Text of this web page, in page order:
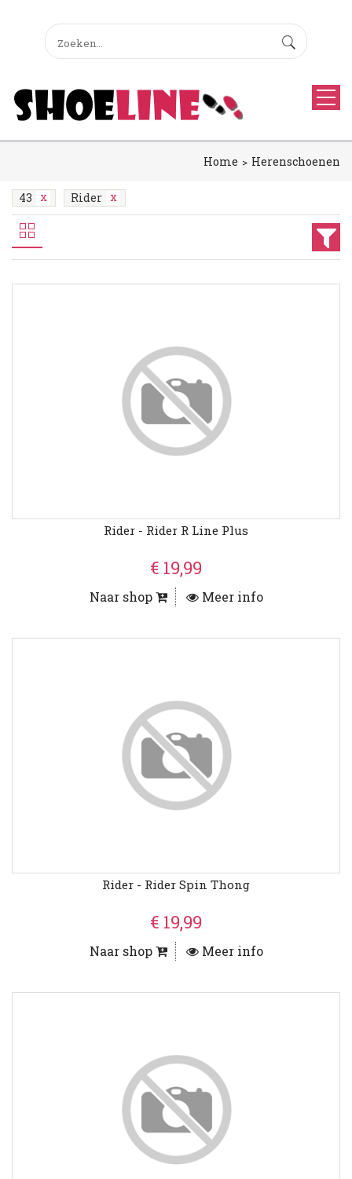
Home Herenschoenen
43 Rider
Rider - Rider R Line Plus
€ 19,99
Naar shop Meer info
Rider - Rider Spin Thong
€ 19,99
Naar shop Meer info